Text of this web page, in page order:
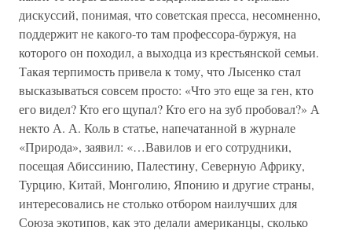
дискуссий, понимая, что советская пресса, несомненно,
поддержит не какого-то там профессора-буржуя, на
которого он походил, а выходца из крестьянской семьи.
Такая терпимость привела к тому, что Лысенко стал
высказываться совсем просто: «Что это еще за ген, кто
его видел? Кто его щупал? Кто его на зуб пробовал?» А
некто А. А. Коль в статье, напечатанной в журнале
«Природа», заявил: «…Вавилов и его сотрудники,
посещая Абиссинию, Палестину, Северную Африку,
Турцию, Китай, Монголию, Японию и другие страны,
интересовались не столько отбором наилучших для
Союза экотипов, как это делали американцы, сколько